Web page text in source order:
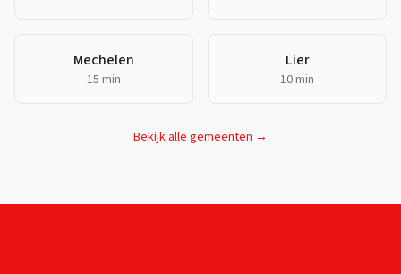
Mechelen
15 min
Lier
10 min
Bekijk alle gemeenten →